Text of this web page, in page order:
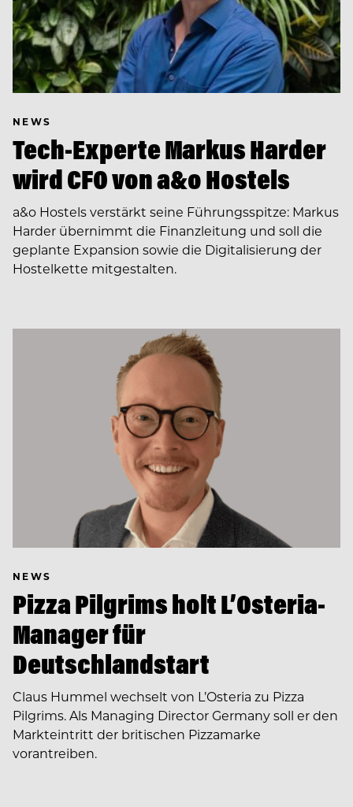
NEWS
Tech-Experte Markus Harder
wird CFO von a&o Hostels
a&o Hostels verstärkt seine Führungsspitze: Markus
Harder übernimmt die Finanzleitung und soll die
geplante Expansion sowie die Digitalisierung der
Hostelkette mitgestalten.
NEWS
Pizza Pilgrims holt L’Osteria-
Manager für
Deutschlandstart
Claus Hummel wechselt von L’Osteria zu Pizza
Pilgrims. Als Managing Director Germany soll er den
Markteintritt der britischen Pizzamarke
vorantreiben.